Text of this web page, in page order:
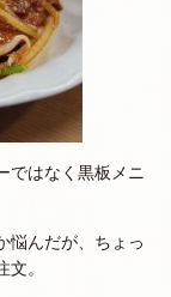
ではなく黒板メニ
悩んだが、ちょっ
。